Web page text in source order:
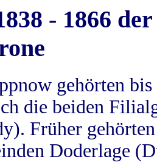
- 1866
gehörten
die beiden
Früher
Doderlage